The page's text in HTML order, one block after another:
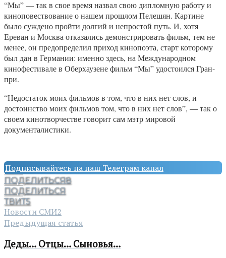
“Мы” — так в свое время назвал свою дипломную работу и
киноповествование о нашем прошлом Пелешян. Картине
было суждено пройти долгий и непростой путь. И, хотя
Ереван и Москва отказались демонстрировать фильм, тем не
менее, он предопределил приход кинопоэта, старт которому
был дан в Германии: именно здесь, на Международном
кинофестивале в Оберхаузене фильм “Мы” удостоился Гран-
при.
“Недостаток моих фильмов в том, что в них нет слов, и
достоинство моих фильмов том, что в них нет слов”, — так о
своем кинотворчестве говорит сам мэтр мировой
документалистики.
Подписывайтесь на наш Телеграм канал
ПОДЕЛИТЬСЯ8
ПОДЕЛИТЬСЯ
ТВИТ5
Новости СМИ2
Предыдущая статья
Деды… Отцы… Сыновья…